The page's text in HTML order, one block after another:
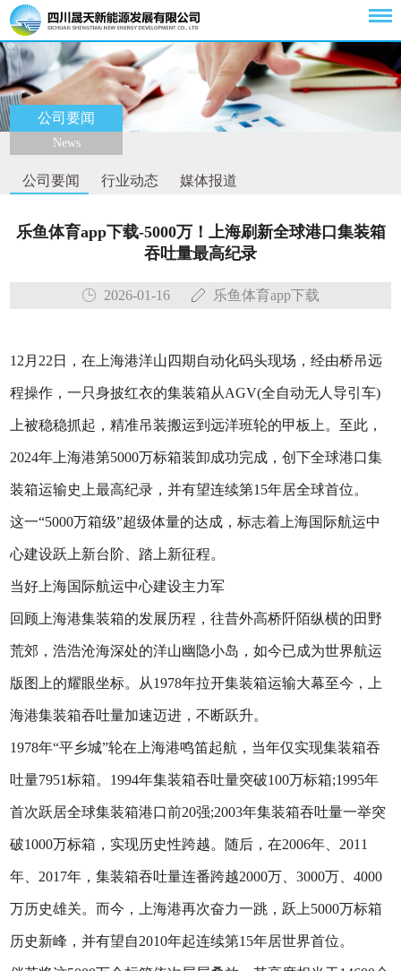
公司要闻
News
公司要闻 行业动态 媒体报道
乐鱼体育app下载-5000万！上海刷新全球港口集装箱
吞吐量最高纪录
2026-01-16 乐鱼体育app下载
12月22日，在上海港洋山四期自动化码头现场，经由桥吊远
程操作，一只身披红衣的集装箱从AGV(全自动无人导引车)
上被稳稳抓起，精准吊装搬运到远洋班轮的甲板上。至此，
2024年上海港第5000万标箱装卸成功完成，创下全球港口集
装箱运输史上最高纪录，并有望连续第15年居全球首位。
这一“5000万箱级”超级体量的达成，标志着上海国际航运中
心建设跃上新台阶、踏上新征程。
当好上海国际航运中心建设主力军
回顾上海港集装箱的发展历程，往昔外高桥阡陌纵横的田野
荒郊，浩浩沧海深处的洋山幽隐小岛，如今已成为世界航运
版图上的耀眼坐标。从1978年拉开集装箱运输大幕至今，上
海港集装箱吞吐量加速迈进，不断跃升。
1978年“平乡城”轮在上海港鸣笛起航，当年仅实现集装箱吞
吐量7951标箱。1994年集装箱吞吐量突破100万标箱;1995年
首次跃居全球集装箱港口前20强;2003年集装箱吞吐量一举突
破1000万标箱，实现历史性跨越。随后，在2006年、2011
年、2017年，集装箱吞吐量连番跨越2000万、3000万、4000
万历史雄关。而今，上海港再次奋力一跳，跃上5000万标箱
历史新峰，并有望自2010年起连续第15年居世界首位。